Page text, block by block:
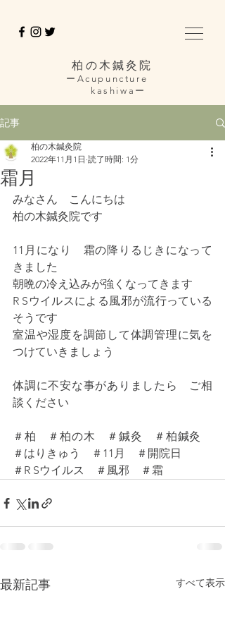
柏の木鍼灸院
ーAcupuncture
kashiwaー
記事
霜月
柏の木鍼灸院
2022年11月1日 読了時間: 1分
みなさん　こんにちは
柏の木鍼灸院です
11月になり　霜の降りるじきになって
きました
朝晩の冷え込みが強くなってきます
R Sウイルスによる風邪が流行っている
そうです
室温や湿度を調節して体調管理に気を
つけていきましょう
体調に不安な事がありましたら　ご相
談ください
＃柏　＃柏の木　＃鍼灸　＃柏鍼灸
＃はりきゅう　＃11月　＃開院日
＃R Sウイルス　＃風邪　＃霜
最新記事 すべて表示